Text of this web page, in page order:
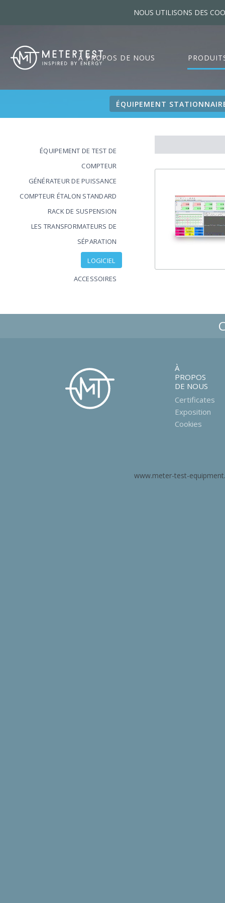
NOUS UTILISONS DES
À PROPOS DE NOUS
ÉQUIPEMENT
ÉQUIPEMENT DE TEST DE
COMPTEUR
GÉNÉRATEUR DE PUISSANCE
COMPTEUR ÉTALON STANDARD
RACK DE SUSPENSION
LES TRANSFORMATEURS DE
SÉPARATION
LOGICIEL
ACCESSOIRES
À
PROPOS
DE NOUS
Certificates
Exposition
Cookies
www.meter-test-